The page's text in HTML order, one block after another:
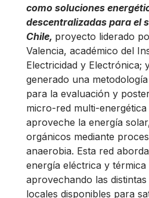
como soluciones
descentralizadas para el
Chile, proyecto liderado
Valencia, académico del
Electricidad y Electrónica;
generado una
para la evaluación y
micro-red multi-energética
aproveche la energía
orgánicos mediante
anaerobia. Esta red
energía eléctrica y
aprovechando las
locales disponibles para